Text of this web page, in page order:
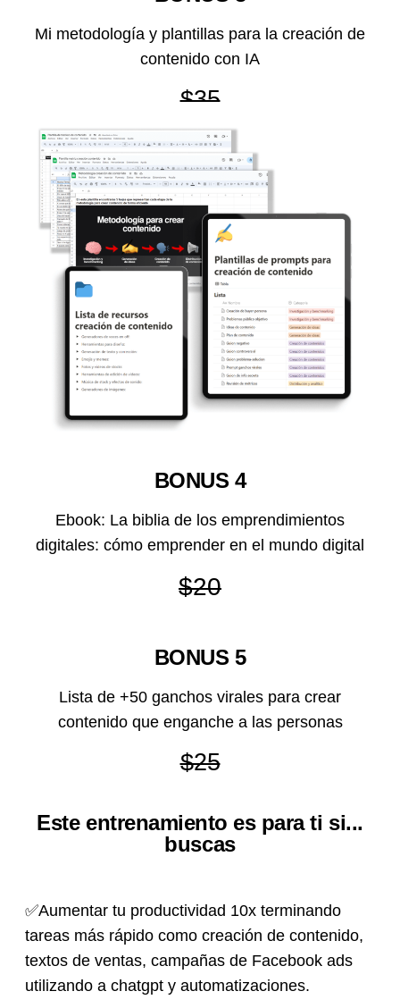
Mi metodología y plantillas para la creación de
contenido con IA
$35
BONUS 4
Ebook: La biblia de los emprendimientos
digitales: cómo emprender en el mundo digital
$20
BONUS 5
Lista de +50 ganchos virales para crear
contenido que enganche a las personas
$25
Este entrenamiento es para ti si...
buscas
✅Aumentar tu productividad 10x terminando
tareas más rápido como creación de contenido,
textos de ventas, campañas de Facebook ads
utilizando a chatgpt y automatizaciones.